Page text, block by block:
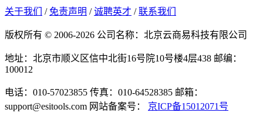
关于我们 / 免责声明 / 诚聘英才 / 联系我们
版权所有 © 2006-2026 公司名称：北京云商易科技有限公司
地址：北京市顺义区信中北街16号院10号楼4层438 邮编：
100012
电话：010-57023855 传真：010-64528385 邮箱：
support@esitools.com 网站备案号： 京ICP备15012071号